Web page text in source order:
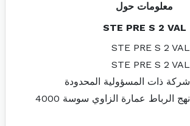
معلومات حول
STE PRE S 2 VAL
STE PRE S 2 VAL
STE PRE S 2 VAL
شركة ذات المسؤولية المحدودة
نهج الرباط عمارة الزاوي سوسة 4000